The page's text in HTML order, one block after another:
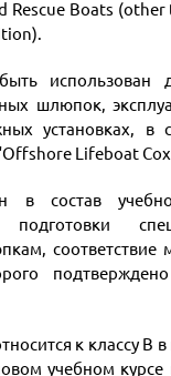
Rescue Boats (other
использован
шлюпок,
установках, в
Lifeboat
в состав учебно-
соответствие
к классу B
учебном